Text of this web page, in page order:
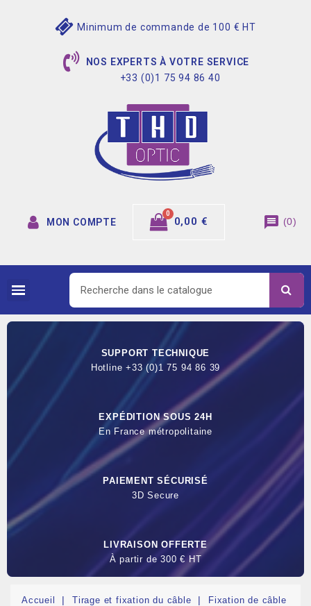
Minimum de commande de 100 € HT
NOS EXPERTS À VOTRE SERVICE
+33 (0)1 75 94 86 40
MON COMPTE 0,00 € message (0)
SUPPORT TECHNIQUE
Hotline +33 (0)1 75 94 86 39
EXPÉDITION SOUS 24H
En France métropolitaine
PAIEMENT SÉCURISÉ
3D Secure
LIVRAISON OFFERTE
À partir de 300 € HT
Accueil Tirage et fixation du câble
Fixation de câble